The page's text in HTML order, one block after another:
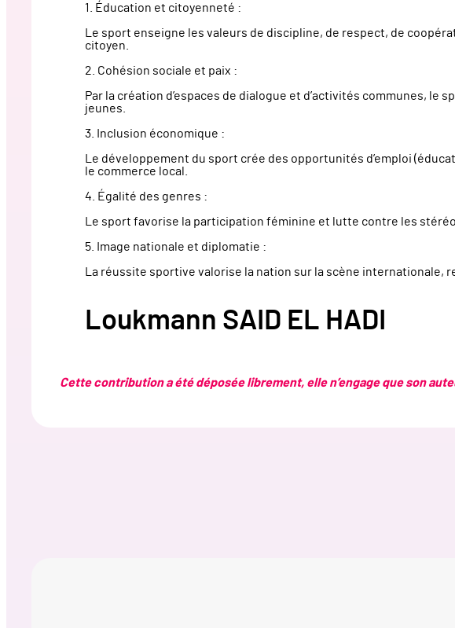
1. Éducation et citoyenneté :
Le sport enseigne les valeurs de discipline, de respect, de
citoyen.
2. Cohésion sociale et paix :
Par la création d’espaces de dialogue et d’activités communes,
jeunes.
3. Inclusion économique :
Le développement du sport crée des opportunités d’emploi
le commerce local.
4. Égalité des genres :
Le sport favorise la participation féminine et lutte contre les
5. Image nationale et diplomatie :
La réussite sportive valorise la nation sur la scène internationale,
Loukmann SAID EL HADI
Cette contribution a été déposée librement, elle n’engage que son